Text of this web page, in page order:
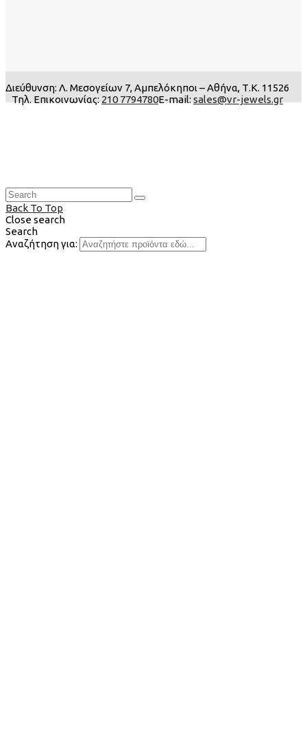
Διεύθυνση: Λ. Μεσογείων 7, Αμπελόκηποι – Αθήνα, Τ.Κ. 11526
Τηλ. Επικοινωνίας: 210 7794780E-mail: sales@vr-jewels.gr
Back To Top
Close search
Search
Αναζήτηση για: